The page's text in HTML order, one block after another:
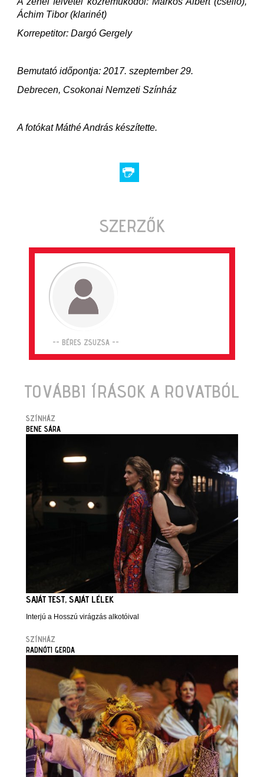
Áchim Tibor (klarinét)
Korrepetitor: Dargó Gergely
Bemutató időpontja: 2017. szeptember 29.
Debrecen, Csokonai Nemzeti Színház
A fotókat Máthé András készítette.
SZERZŐK
-- BÉRES ZSUZSA --
TOVÁBBI ÍRÁSOK A ROVATBÓL
SZÍNHÁZ
BENE SÁRA
SAJÁT TEST, SAJÁT LÉLEK
Interjú a Hosszú virágzás alkotóival
SZÍNHÁZ
RADNÓTI GERDA